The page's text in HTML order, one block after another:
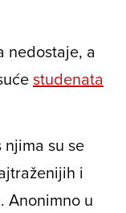
nedostaje, a
studenata
su se
i
Anonimno u